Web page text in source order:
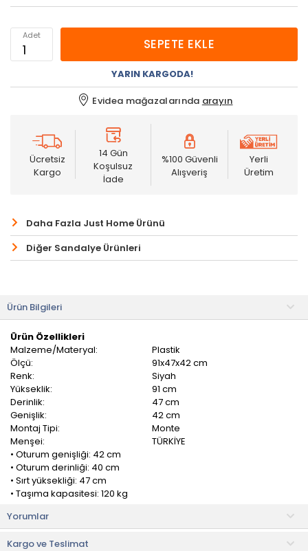
Adet
SEPETE EKLE
YARIN KARGODA!
Evidea mağazalarında arayın
Ücretsiz
Kargo
14 Gün
Koşulsuz
İade
%100 Güvenli
Alışveriş
Yerli
Üretim
Daha Fazla Just Home Ürünü
Diğer Sandalye Ürünleri
Ürün Bilgileri
Ürün Özellikleri
Malzeme/Materyal:
Plastik
Ölçü:
91x47x42 cm
Renk:
Siyah
Yükseklik:
91 cm
Derinlik:
47 cm
Genişlik:
42 cm
Montaj Tipi:
Monte
Menşei:
TÜRKİYE
• Oturum genişliği: 42 cm
• Oturum derinliği: 40 cm
• Sırt yüksekliği: 47 cm
• Taşıma kapasitesi: 120 kg
Just Home Cross Sandalye klasik tasarımı ile her yemek odası
ve mutfağa uyum sağlayabilir. Sıcak ve rustik bir hava yaratır.
Yorumlar
Kargo ve Teslimat